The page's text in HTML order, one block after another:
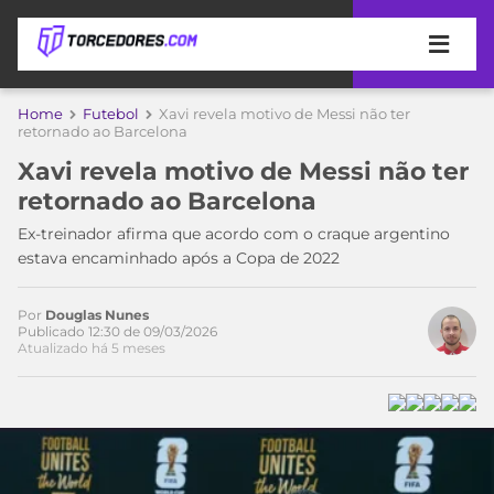
APOSTAS
DE
APOSTA
MELHORES
SITES
DE
APOSTAS
2026
PROMOCIONAL
BETBOOM
COPA
DO
MUNDO
TIMES
MEU
PALMEIRAS
CAMPEONATOS
BRASILEIRÃO
SÉRIE
MÍDIA
ESPORTIVA
Home Futebol
Xavi revela motivo de Messi não ter
retornado ao Barcelona
Xavi revela motivo de Messi não ter
retornado ao Barcelona
Ex-treinador afirma que acordo com o craque argentino
estava encaminhado após a Copa de 2022
Por Douglas Nunes
Publicado 12:30 de 09/03/2026
Atualizado há 5 meses